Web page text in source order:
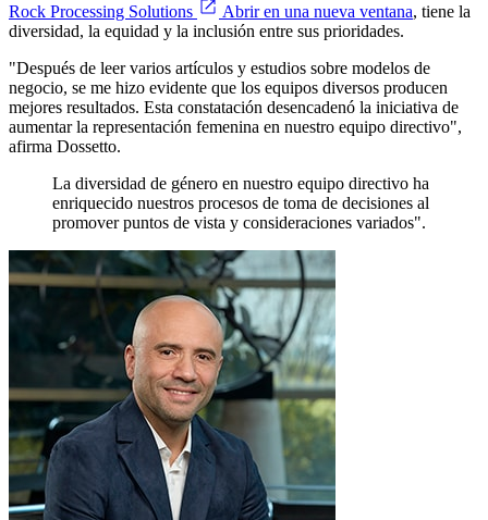
Rock Processing Solutions
Abrir en una nueva ventana, tiene la
diversidad, la equidad y la inclusión entre sus prioridades.
"Después de leer varios artículos y estudios sobre modelos de
negocio, se me hizo evidente que los equipos diversos producen
mejores resultados. Esta constatación desencadenó la iniciativa de
aumentar la representación femenina en nuestro equipo directivo",
afirma Dossetto.
La diversidad de género en nuestro equipo directivo ha
enriquecido nuestros procesos de toma de decisiones al
promover puntos de vista y consideraciones variados".